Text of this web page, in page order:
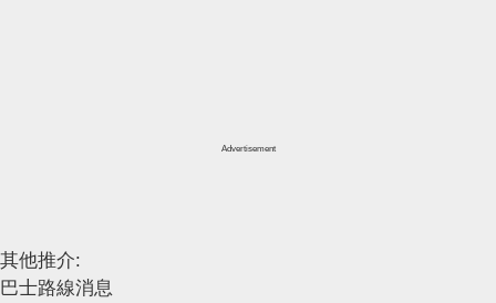
Advertisement
其他推介:
巴士路線消息